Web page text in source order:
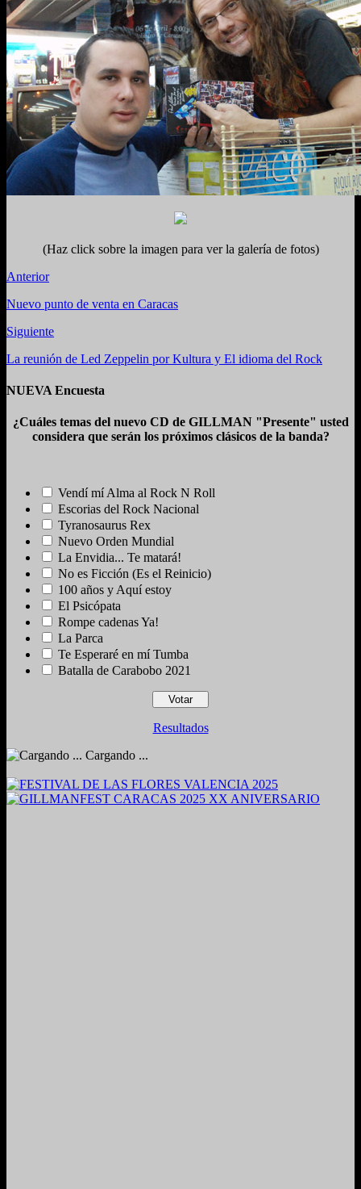
(Haz click sobre la imagen para ver la galería de fotos)
Anterior
Nuevo punto de venta en Caracas
Siguiente
La reunión de Led Zeppelin por Kultura y El idioma del Rock
NUEVA Encuesta
¿Cuáles temas del nuevo CD de GILLMAN "Presente" usted
considera que serán los próximos clásicos de la banda?
Vendí mí Alma al Rock N Roll
Escorias del Rock Nacional
Tyranosaurus Rex
Nuevo Orden Mundial
La Envidia... Te matará!
No es Ficción (Es el Reinicio)
100 años y Aquí estoy
El Psicópata
Rompe cadenas Ya!
La Parca
Te Esperaré en mí Tumba
Batalla de Carabobo 2021
Resultados
Cargando ...